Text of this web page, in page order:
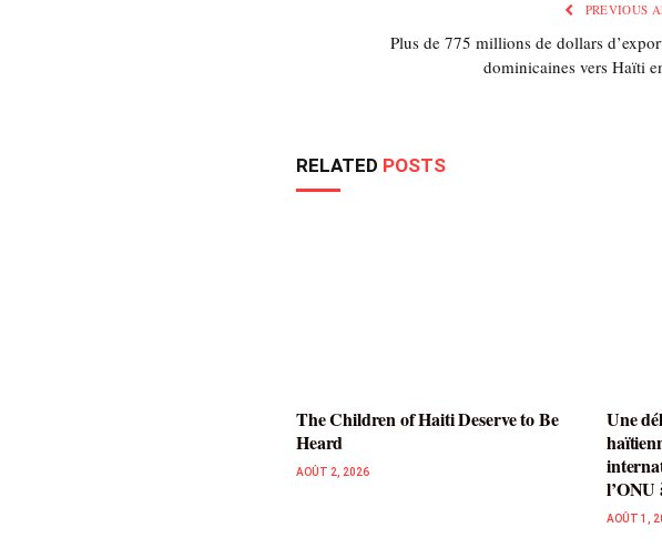
PREVIOUS
Plus de 775 millions de dollars
dominicaines vers Haïti
RELATED POSTS
The Children of Haiti Deserve to Be
Heard
AOÛT 2, 2026
Une
AOÛT 1,